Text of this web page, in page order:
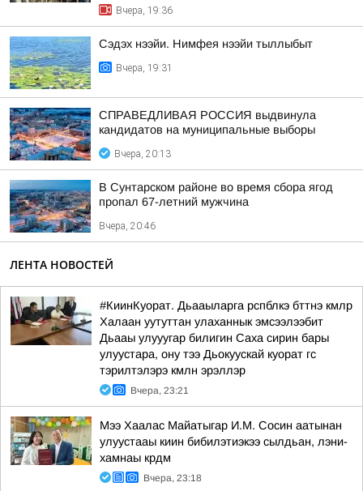
Вчера, 19:36
Сэдэх нээйи. Нимфея нээйи тыллыбыт
Вчера, 19:31
СПРАВЕДЛИВАЯ РОССИЯ выдвинула
кандидатов на муниципальные выборы
Вчера, 20:13
В Сунтарском районе во время сбора ягод
пропал 67-летний мужчина
Вчера, 20:46
ЛЕНТА НОВОСТЕЙ
#КиинКуорат. Дьааыларга рспблкэ бттнэ кмлр
Халаан уутуттан улаханнык эмсээлээбит
Дьааы улууугар билигин Саха сирин бары
улуустара, ону тээ Дьокуускай куорат гс
тэрилтэлэрэ кмлн эрэллэр
Вчера, 23:21
Мээ Хаалас Майатыгар И.М. Сосин аатынан
улуустааы киин бибилэтиэкээ сылдьан, лэни-
хамнаы крдм
Вчера, 23:18